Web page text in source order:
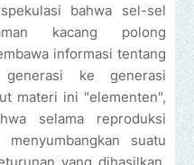
bahwa sel-sel
kacang polong
informasi tentang
ke generasi
materi ini "elementen",
selama reproduksi
suatu
yang dihasilkan.